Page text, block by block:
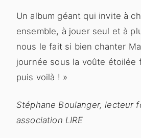
Un album géant qui invite à
ensemble, à jouer seul et à
nous le fait si bien chanter
journée sous la voûte étoilée
puis voilà ! »
Stéphane Boulanger, lecteur
association LIRE